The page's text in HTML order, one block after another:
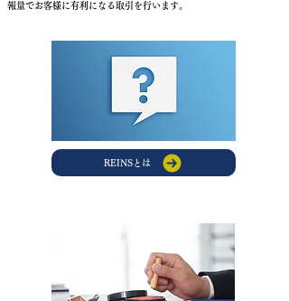
報量でお客様に有利になる取引を行います。
REINSとは